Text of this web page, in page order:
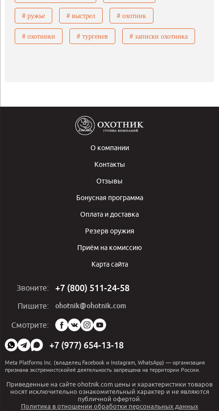
# ружье # выстрел # охотник
# охотники # тургенев # записки охотника
О компании
Контакты
Отзывы
Бонусная программа
Оплата и доставка
Резерв оружия
Приём на комиссию
Карта сайта
Звоните: +7 (800) 511-24-58
Пишите: ohotnik@ohotnik.com
Смотрите:
Мы
в
социальных
сетях:
+7 (977) 654-13-18
Meta Platforms Inc. (владелец Facebook и Instagram, WhatsApp) — организация
признана экстремистскойеё деятельность запрещена на территории России.
Приведенные на сайте ohotnik.com цены и характеристики товаров
носят исключительно ознакомительный характер и не являются
публичной офертой.
Политика в отношении обработки персональных данных